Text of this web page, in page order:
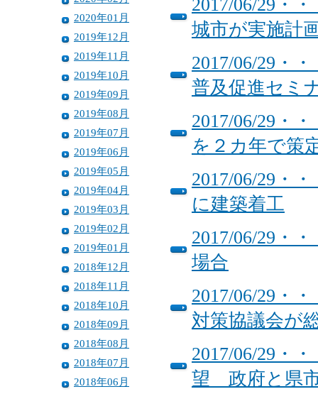
2020年01月
2019年12月
2019年11月
2019年10月
2019年09月
2019年08月
2019年07月
2019年06月
2019年05月
2019年04月
2019年03月
2019年02月
2019年01月
2018年12月
2018年11月
2018年10月
2018年09月
2018年08月
2018年07月
2018年06月
2017/06/29・
城市が実施計
2017/06/29・
普及促進セミ
2017/06/29・
を２カ年で策
2017/06/29・
に建築着工
2017/06/29・
場合
2017/06/29・
対策協議会が
2017/06/29・
望 政府と県